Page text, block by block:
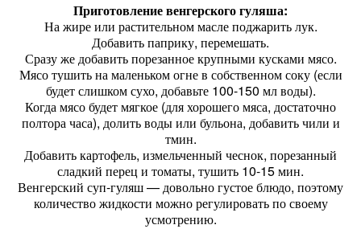
Приготовление венгерского гуляша:
На жире или растительном масле поджарить лук.
Добавить паприку, перемешать.
Сразу же добавить порезанное крупными кусками мясо.
Мясо тушить на маленьком огне в собственном соку (если
будет слишком сухо, добавьте 100-150 мл воды).
Когда мясо будет мягкое (для хорошего мяса, достаточно
полтора часа), долить воды или бульона, добавить чили и
тмин.
Добавить картофель, измельченный чеснок, порезанный
сладкий перец и томаты, тушить 10-15 мин.
Венгерский суп-гуляш — довольно густое блюдо, поэтому
количество жидкости можно регулировать по своему
усмотрению.